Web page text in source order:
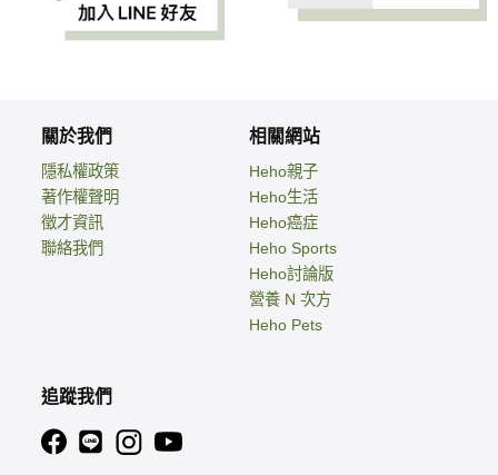
關於我們
隱私權政策
著作權聲明
徵才資訊
聯絡我們
相關網站
Heho親子
Heho生活
Heho癌症
Heho Sports
Heho討論版
營養 N 次方
Heho Pets
追蹤我們